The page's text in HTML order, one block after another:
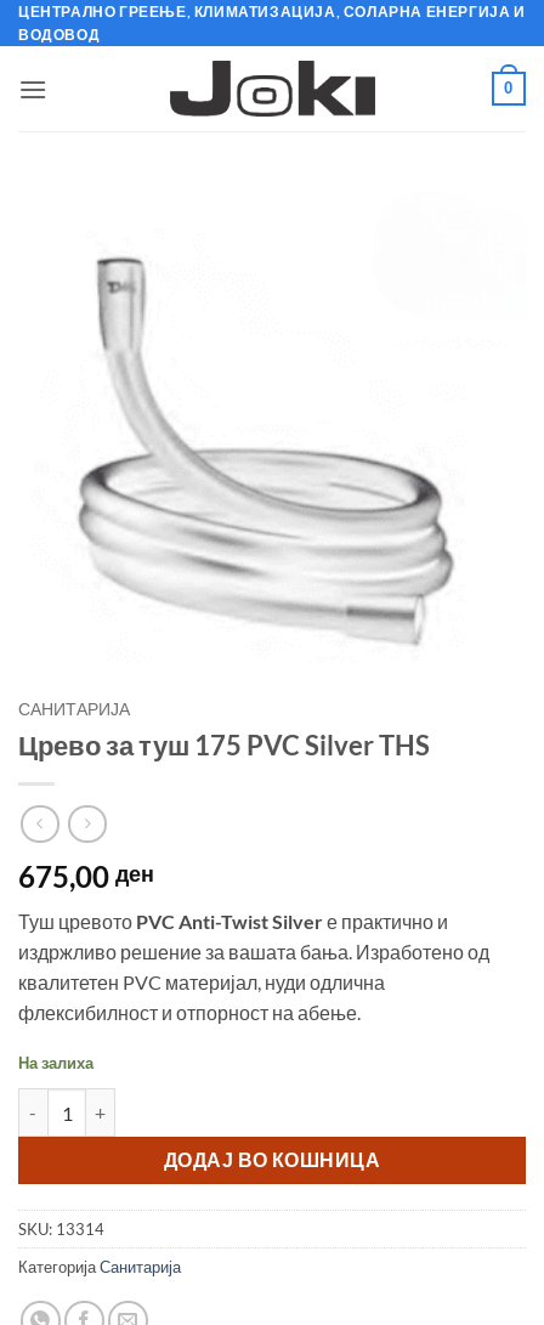
Skip
to
ЦЕНТРАЛНО ГРЕЕЊЕ, КЛИМАТИЗАЦИЈА, СОЛАРНА ЕНЕРГИЈА И
ВОДОВОД
0
САНИТАРИЈА
Црево за туш 175 PVC Silver THS
675,00 ден
Туш цревото PVC Anti-Twist Silverе практично и
издржливо решение за вашата бања. Изработено од
квалитетен PVC материјал, нуди одлична
флексибилност и отпорност на абење.
На залиха
ДОДАЈ ВО КОШНИЦА
SKU: 13314
КатегоријаСанитарија